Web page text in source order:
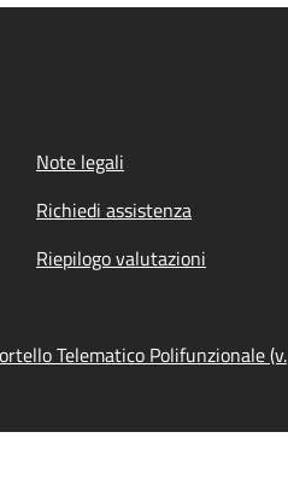
Note legali
Richiedi assistenza
Riepilogo valutazioni
Telematico Polifunzionale (v.